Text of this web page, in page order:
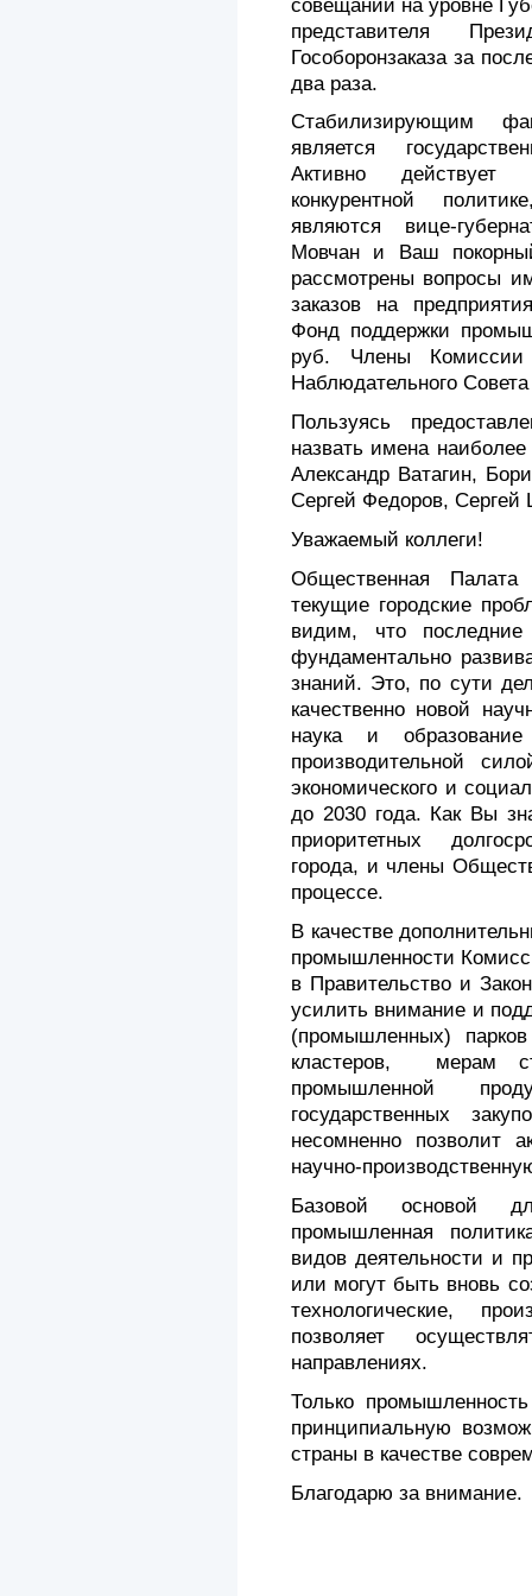
совещаний на уровне
представителя
Гособоронзаказа за
два раза.
Стабилизирующим
является
Активно действует
конкурентной
являются вице-
Мовчан и Ваш
рассмотрены вопросы
заказов на
Фонд поддержки
руб. Члены Комиссии
Наблюдательного
Пользуясь
назвать имена
Александр Ватагин,
Сергей Федоров, Сергей
Уважаемый коллеги!
Общественная
текущие городские
видим, что
фундаментально
знаний. Это, по сути
качественно новой
наука и образование
производительной
экономического и
до 2030 года. Как Вы
приоритетных
города, и члены
процессе.
В качестве
промышленности
в Правительство и
усилить внимание и
(промышленных)
кластеров, мерам
промышленной
государственных
несомненно позволит
научно-
Базовой основой
промышленная
видов деятельности и
или могут быть вновь
технологические,
позволяет
направлениях.
Только
принципиальную
страны в качестве
Благодарю за внимание.